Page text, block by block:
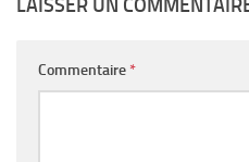
LAISSER UN
Commentaire *